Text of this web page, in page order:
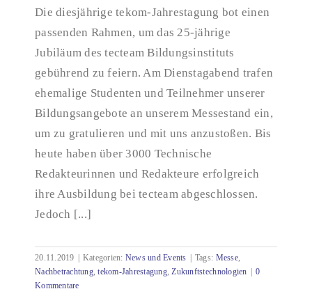
tekom-Jahrestagung 2019 – 25 Jahre
Die diesjährige tekom-Jahrestagung bot einen
passenden Rahmen, um das 25-jährige
Jubiläum des tecteam Bildungsinstituts
gebührend zu feiern. Am Dienstagabend trafen
ehemalige Studenten und Teilnehmer unserer
Bildungsangebote an unserem Messestand ein,
um zu gratulieren und mit uns anzustoßen. Bis
heute haben über 3000 Technische
Redakteurinnen und Redakteure erfolgreich
ihre Ausbildung bei tecteam abgeschlossen.
Jedoch [...]
20.11.2019 Kategorien: News und Events Tags: Messe,
Nachbetrachtung,tekom-Jahrestagung,Zukunftstechnologien
0
Kommentare